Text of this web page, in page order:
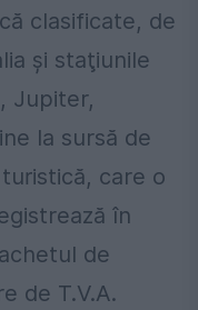
clasificate, de
şi staţiunile
Jupiter,
la sursă de
care o
în
de
de T.V.A.